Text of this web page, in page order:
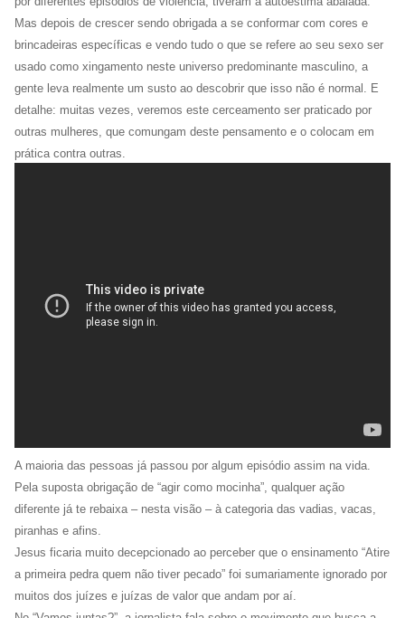
Mas depois de crescer sendo obrigada a se conformar com cores e
brincadeiras específicas e vendo tudo o que se refere ao seu sexo ser
usado como xingamento neste universo predominante masculino, a
gente leva realmente um susto ao descobrir que isso não é normal. E
detalhe: muitas vezes, veremos este cerceamento ser praticado por
outras mulheres, que comungam deste pensamento e o colocam em
prática contra outras.
A maioria das pessoas já passou por algum episódio assim na vida.
Pela suposta obrigação de “agir como mocinha”, qualquer ação
diferente já te rebaixa – nesta visão – à categoria das vadias, vacas,
piranhas e afins.
Jesus ficaria muito decepcionado ao perceber que o ensinamento “Atire
a primeira pedra quem não tiver pecado” foi sumariamente ignorado por
muitos dos juízes e juízas de valor que andam por aí.